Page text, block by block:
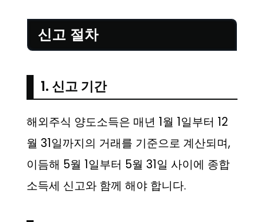
신고 절차
1. 신고 기간
해외주식 양도소득은 매년 1월 1일부터 12
월 31일까지의 거래를 기준으로 계산되며,
이듬해 5월 1일부터 5월 31일 사이에 종합
소득세 신고와 함께 해야 합니다.